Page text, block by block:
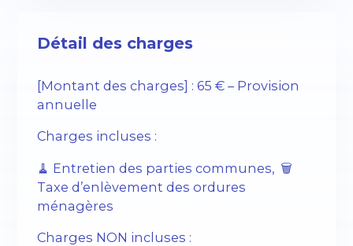
Détail des charges
[Montant des charges] : 65 € – Provision
annuelle
Charges incluses :
🧹 Entretien des parties communes, 🗑️
Taxe d’enlèvement des ordures
ménagères
Charges NON incluses :